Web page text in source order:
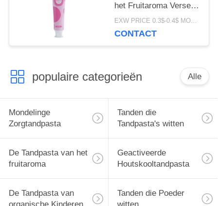
het Fruitaroma Verse
Speciale het
EXW PRICE 0.3$-0.4$ MOQ:500pcs-30000pcs
CONTACT
populaire categorieën Alle
Mondelinge
Zorgtandpasta
Tanden die
Tandpasta's witten
De Tandpasta van het
fruitaroma
Geactiveerde
Houtskooltandpasta
De Tandpasta van
Tanden die Poeder